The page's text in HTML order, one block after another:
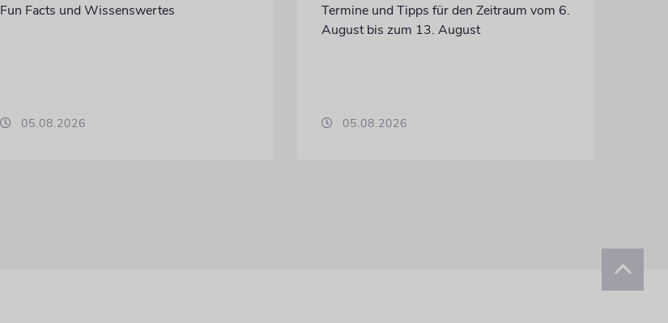
Fun Facts und Wissenswertes
05.08.2026
Termine und Tipps für den Zeitraum vom 6.
August bis zum 13. August
05.08.2026